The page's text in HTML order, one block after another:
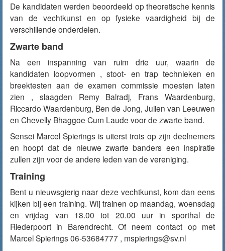
De kandidaten werden beoordeeld op theoretische kennis
van de vechtkunst en op fysieke vaardigheid bij de
verschillende onderdelen.
Zwarte band
Na een inspanning van ruim drie uur, waarin de
kandidaten loopvormen , stoot- en trap technieken en
breektesten aan de examen commissie moesten laten
zien , slaagden Remy Balradj, Frans Waardenburg,
Riccardo Waardenburg, Ben de Jong, Julien van Leeuwen
en Chevelly Bhaggoe Cum Laude voor de zwarte band.
Sensei Marcel Spierings is uiterst trots op zijn deelnemers
en hoopt dat de nieuwe zwarte banders een inspiratie
zullen zijn voor de andere leden van de vereniging.
Training
Bent u nieuwsgierig naar deze vechtkunst, kom dan eens
kijken bij een training. Wij trainen op maandag, woensdag
en vrijdag van 18.00 tot 20.00 uur in sporthal de
Riederpoort in Barendrecht. Of neem contact op met
Marcel Spierings 06-53684777 , mspierings@sv.nl